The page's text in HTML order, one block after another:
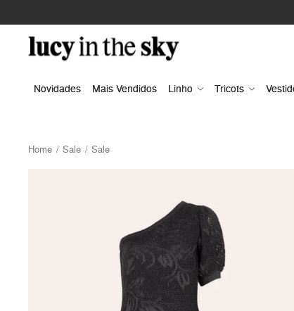
Novidades Mais Vendidos Linho Tricots
Home Sale Sale